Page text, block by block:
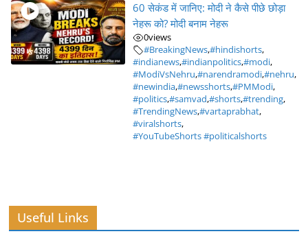
60 सेकंड में जानिए: मोदी ने कैसे पीछे छोड़ा
नेहरू को? मोदी बनाम नेहरू
0views
#BreakingNews,#hindishorts,
#indianews,#indianpolitics,#modi,
#ModiVsNehru,#narendramodi,#nehru,
#newindia,#newsshorts,#PMModi,
#politics,#samvad,#shorts,#trending,
#TrendingNews,#vartaprabhat,
#viralshorts,
#YouTubeShorts #politicalshorts
Useful Links